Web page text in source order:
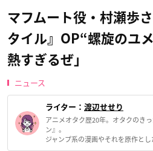
マフムート役・村瀬歩
タイル』OP“螺旋のユ
熱すぎるぜ」
ニュース
ライター： 渡辺せせり
アニメオタク歴20年。オタクのき
ン』。
ジャンプ系の漫画やそれを原作とし